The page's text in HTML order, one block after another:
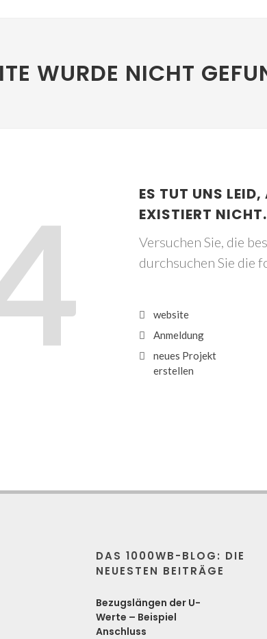
WURDE NICHT
ES TUT UNS LEID,
EXISTIERT NICHT.
Versuchen Sie, die
durchsuchen Sie die
website
Anmeldung
neues Projekt
erstellen
DAS 1000WB-BLOG: DIE
NEUESTEN BEITRÄGE
Bezugslängen der U-
Werte – Beispiel
Anschluss